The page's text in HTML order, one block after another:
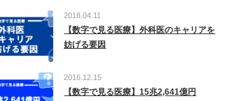
2018.04.11
【数字で見る医療】外科医のキャリアを
妨げる要因
2016.12.15
【数字で見る医療】15兆2,641億円